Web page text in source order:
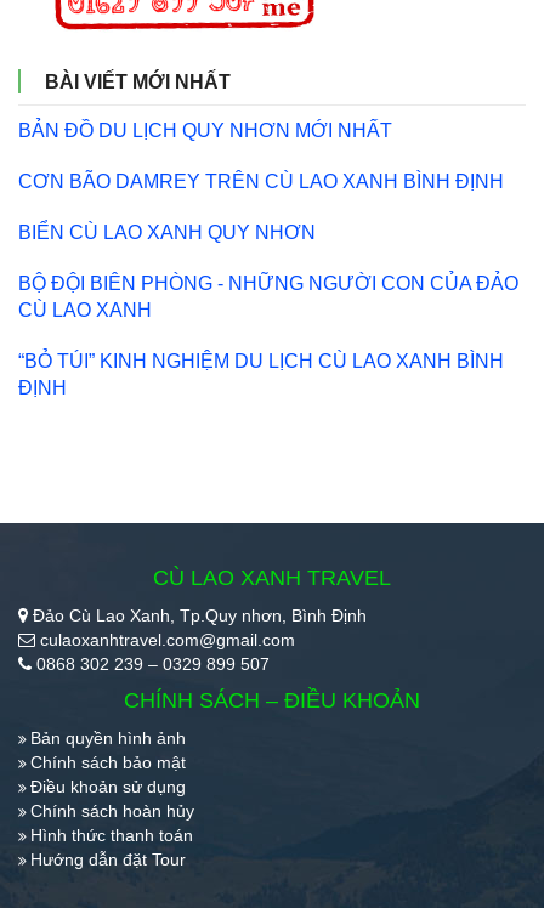
BÀI VIẾT MỚI NHẤT
BẢN ĐỒ DU LỊCH QUY NHƠN MỚI NHẤT
CƠN BÃO DAMREY TRÊN CÙ LAO XANH BÌNH ĐỊNH
BIỂN CÙ LAO XANH QUY NHƠN
BỘ ĐỘI BIÊN PHÒNG - NHỮNG NGƯỜI CON CỦA ĐẢO
CÙ LAO XANH
“BỎ TÚI” KINH NGHIỆM DU LỊCH CÙ LAO XANH BÌNH
ĐỊNH
CÙ LAO XANH TRAVEL
Đảo Cù Lao Xanh, Tp.Quy nhơn, Bình Định
culaoxanhtravel.com@gmail.com
0868 302 239 – 0329 899 507
CHÍNH SÁCH – ĐIỀU KHOẢN
Bản quyền hình ảnh
Chính sách bảo mật
Điều khoản sử dụng
Chính sách hoàn hủy
Hình thức thanh toán
Hướng dẫn đặt Tour